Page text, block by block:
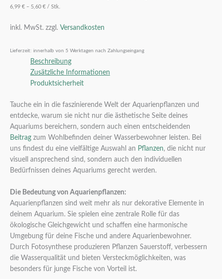
6,99 € – 5,60 € / Stk.
inkl. MwSt. zzgl. Versandkosten
Lieferzeit: innerhalb von 5 Werktagen nach Zahlungseingang
Beschreibung
Zusätzliche Informationen
Produktsicherheit
Tauche ein in die faszinierende Welt der Aquarienpflanzen und
entdecke, warum sie nicht nur die ästhetische Seite deines
Aquariums bereichern, sondern auch einen entscheidenden
Beitrag zum Wohlbefinden deiner Wasserbewohner leisten. Bei
uns findest du eine vielfältige Auswahl an Pflanzen, die nicht nur
visuell ansprechend sind, sondern auch den individuellen
Bedürfnissen deines Aquariums gerecht werden.
Die Bedeutung von Aquarienpflanzen:
Aquarienpflanzen sind weit mehr als nur dekorative Elemente in
deinem Aquarium. Sie spielen eine zentrale Rolle für das
ökologische Gleichgewicht und schaffen eine harmonische
Umgebung für deine Fische und andere Aquarienbewohner.
Durch Fotosynthese produzieren Pflanzen Sauerstoff, verbessern
die Wasserqualität und bieten Versteckmöglichkeiten, was
besonders für junge Fische von Vorteil ist.